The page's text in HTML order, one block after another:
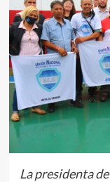
La presidenta